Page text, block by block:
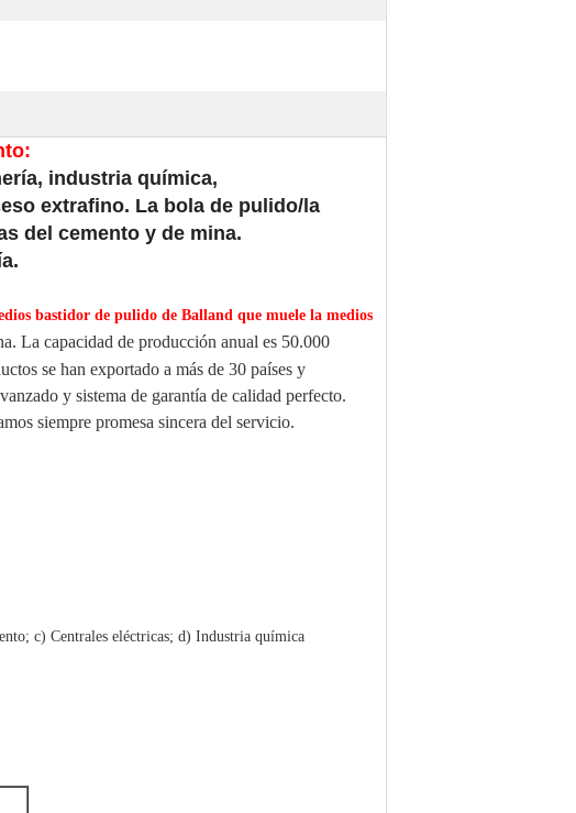
industria química,
extrafino. La bola de pulido/la
del cemento y de mina.
bastidor de pulido de Balland que muele la medios
La capacidad de producción anual es 50.000
se han exportado a más de 30 países y
y sistema de garantía de calidad perfecto.
siempre promesa sincera del servicio.
c) Centrales eléctricas; d) Industria química